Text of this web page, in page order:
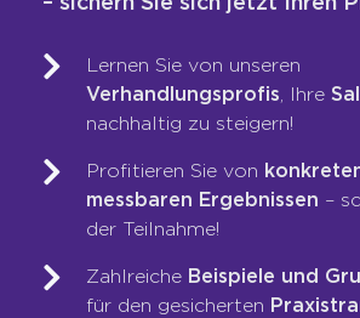
Training & Coaching
LOOP-Prozess®
WER WIR SIND
Auszeichnungen
Lernen Sie von unseren
Verhandlungsprofis, Ihre
nachhaltig zu steigern!
Profitieren Sie von
messbaren Ergebnissen –
der Teilnahme!
Zahlreiche Beispiele und
für den gesicherten